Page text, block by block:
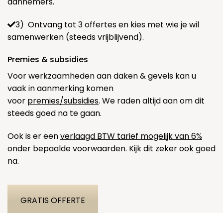
3) Ontvang tot 3 offertes en kies met wie je wil
samenwerken (steeds vrijblijvend).
Premies & subsidies
Voor werkzaamheden aan daken & gevels kan u
vaak in aanmerking komen
voor premies/subsidies. We raden altijd aan om dit
steeds goed na te gaan.
Ook is er eenverlaagd BTW tarief mogelijk van 6%
onder bepaalde voorwaarden. Kijk dit zeker ook goed
na.
GRATIS OFFERTE